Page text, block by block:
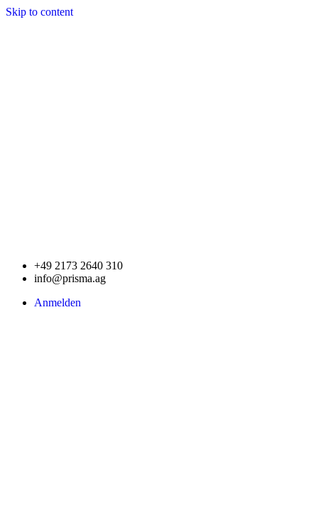
Skip to content
+49 2173 2640 310
info@prisma.ag
Anmelden